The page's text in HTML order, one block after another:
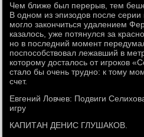
Чем ближе был перерыв, тем
В одном из эпизодов после серии
могло закончиться удалением
казалось, уже потянулся за
но в последний момент
поспособствовал лежавший в
которому досталось от игроков
стало бы очень трудно: к тому
счет.
Евгений Ловчев: Подвиги
игру
КАПИТАН ДЕНИС ГЛУШАКОВ.